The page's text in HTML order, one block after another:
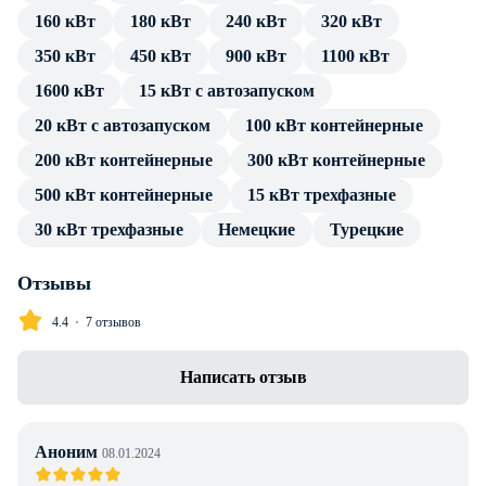
источника тока. Подключение потребителя производится
посредством стандартных разъемов, без трансформатора и
В каталоге товаров компании Энерджи Групп — только
генератор Aksa AVP-700 в кожухе с АВР имеет весь пакет
технической документации и продолжительную гарантию
производителя. Профессиональные консультации по
предоставляем в полном объеме без дополнительной
компанией, инженерное сопровождение проекта.
160 кВт
180 кВт 240 кВт
320 кВт
350 кВт
450 кВт 900 кВт
1100 кВт
1600 кВт
15 кВт с автозапуском
20 кВт с автозапуском
100 кВт контейнерные
200 кВт контейнерные
300 кВт контейнерные
500 кВт контейнерные
15 кВт трехфазные
30 кВт трехфазные
Немецкие Турецкие
Отзывы
4.4 7 отзывов
Написать отзыв
Аноним 08.01.2024